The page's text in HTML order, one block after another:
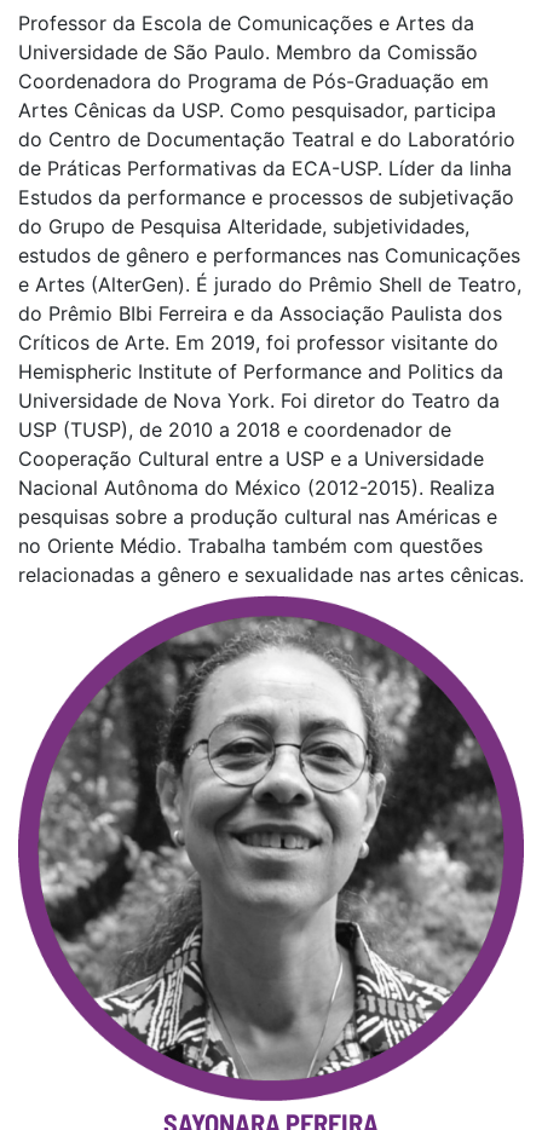
Professor da Escola de Comunicações e Artes da
Universidade de São Paulo. Membro da Comissão
Coordenadora do Programa de Pós-Graduação em
Artes Cênicas da USP. Como pesquisador, participa
do Centro de Documentação Teatral e do Laboratório
de Práticas Performativas da ECA-USP. Líder da linha
Estudos da performance e processos de subjetivação
do Grupo de Pesquisa Alteridade, subjetividades,
estudos de gênero e performances nas Comunicações
e Artes (AlterGen). É jurado do Prêmio Shell de Teatro,
do Prêmio BIbi Ferreira e da Associação Paulista dos
Críticos de Arte. Em 2019, foi professor visitante do
Hemispheric Institute of Performance and Politics da
Universidade de Nova York. Foi diretor do Teatro da
USP (TUSP), de 2010 a 2018 e coordenador de
Cooperação Cultural entre a USP e a Universidade
Nacional Autônoma do México (2012-2015). Realiza
pesquisas sobre a produção cultural nas Américas e
no Oriente Médio. Trabalha também com questões
relacionadas a gênero e sexualidade nas artes cênicas.
SAYONARA PEREIRA